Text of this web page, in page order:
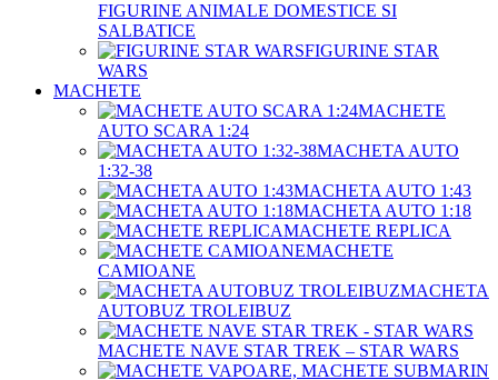
FIGURINE ANIMALE DOMESTICE SI
SALBATICE
FIGURINE STAR
WARS
MACHETE
MACHETE
AUTO SCARA 1:24
MACHETA AUTO
1:32-38
MACHETA AUTO 1:43
MACHETA AUTO 1:18
MACHETE REPLICA
MACHETE
CAMIOANE
MACHETA
AUTOBUZ TROLEIBUZ
MACHETE NAVE STAR TREK – STAR WARS